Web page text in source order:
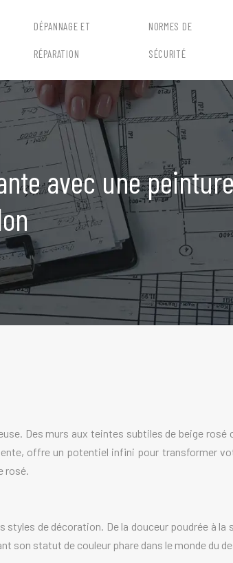
DÉPANNAGE ET
RÉPARATION
NORMES DE
SÉCURITÉ
avec une
Des murs aux teintes subtiles de beige
offre un potentiel infini pour transformer
rosé.
styles de décoration. De la douceur poudrée à
statut de couleur phare dans le monde du